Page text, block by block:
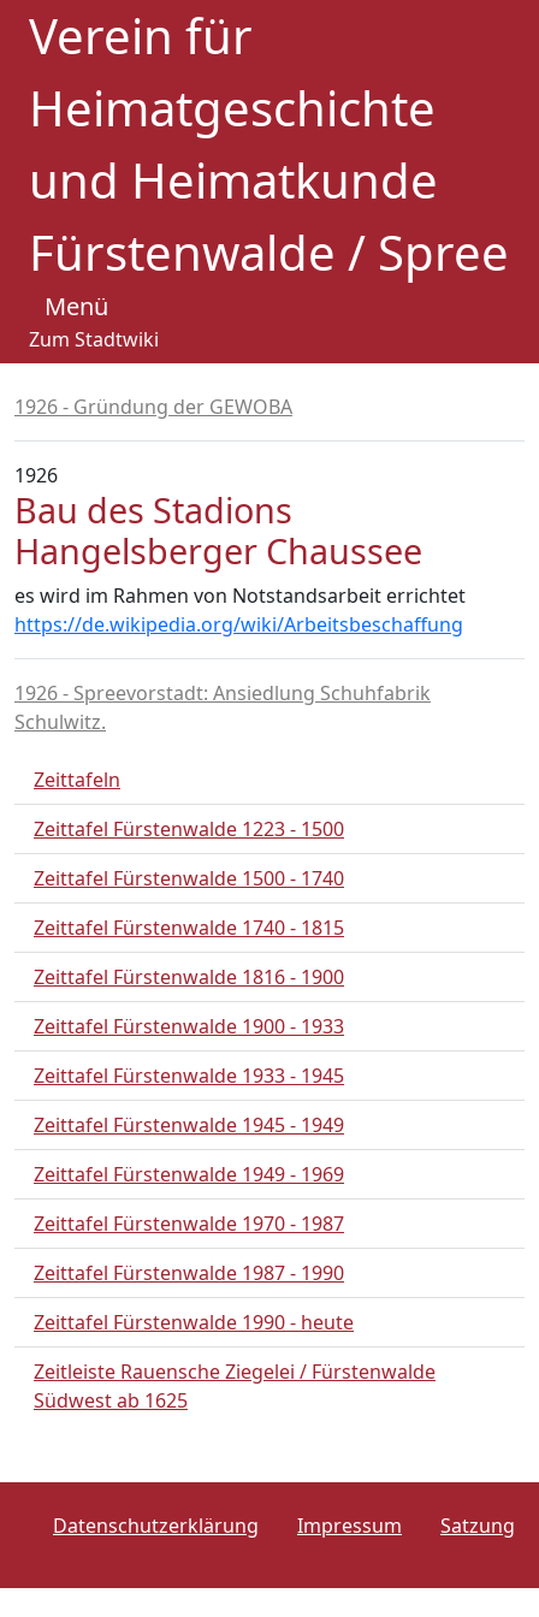
Verein für
Heimatgeschichte
und Heimatkunde
Fürstenwalde / Spree
Menü
Zum Stadtwiki
1926 - Gründung der GEWOBA
1926
Bau des Stadions
Hangelsberger Chaussee
es wird im Rahmen von Notstandsarbeit errichtet
https://de.wikipedia.org/wiki/Arbeitsbeschaffung
1926 - Spreevorstadt: Ansiedlung Schuhfabrik
Schulwitz.
Zeittafeln
Zeittafel Fürstenwalde 1223 - 1500
Zeittafel Fürstenwalde 1500 - 1740
Zeittafel Fürstenwalde 1740 - 1815
Zeittafel Fürstenwalde 1816 - 1900
Zeittafel Fürstenwalde 1900 - 1933
Zeittafel Fürstenwalde 1933 - 1945
Zeittafel Fürstenwalde 1945 - 1949
Zeittafel Fürstenwalde 1949 - 1969
Zeittafel Fürstenwalde 1970 - 1987
Zeittafel Fürstenwalde 1987 - 1990
Zeittafel Fürstenwalde 1990 - heute
Zeitleiste Rauensche Ziegelei / Fürstenwalde
Südwest ab 1625
Datenschutzerklärung Impressum Satzung